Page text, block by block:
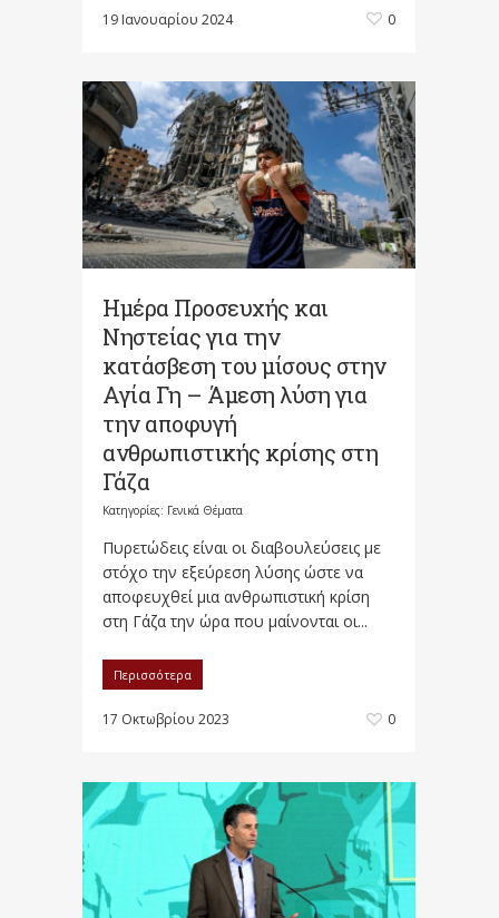
19 Ιανουαρίου 2024 0
Ημέρα Προσευχής και
Νηστείας για την
κατάσβεση του μίσους στην
Αγία Γη – Άμεση λύση για
την αποφυγή
ανθρωπιστικής κρίσης στη
Γάζα
Κατηγορίες: Γενικά Θέματα
Πυρετώδεις είναι οι διαβουλεύσεις με
στόχο την εξεύρεση λύσης ώστε να
αποφευχθεί μια ανθρωπιστική κρίση
στη Γάζα την ώρα που μαίνονται οι...
Περισσότερα
17 Οκτωβρίου 2023 0